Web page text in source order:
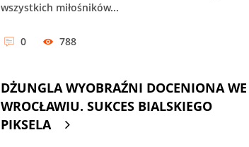
wszystkich miłośników...
0 788
DŻUNGLA WYOBRAŹNI DOCENIONA WE
WROCŁAWIU. SUKCES BIALSKIEGO
PIKSELA